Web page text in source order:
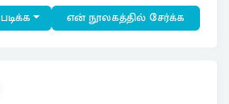
படிக்க என் நூலகத்தில் சேர்க்க